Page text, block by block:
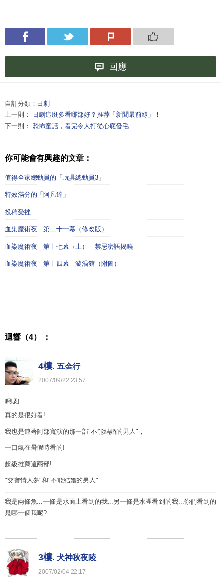
回應
自訂分類： 日劇
上一則：
日劇這麼多看哪部好？推荐「新聞最前線」！
下一則： 恐怖童話，看完令人打從心底發毛……
你可能會有興趣的文章：
值得全家總動員的「玩具總動員3」
特效滿分的「阿凡達」
投稿受挫
血染魔術夜 第二十一幕（修改版）
血染魔術夜 第十七幕（上） 禁忌密語揭曉
血染魔術夜 第十四幕 漩渦館（附圖）
迴響（4） ：
4樓. 五金行
2007/09/22 23:57
嗯嗯!
真的是很好看!
我也是連著阿部寬演的那一部"不能結婚的男人"，
一口氣在暑假時看的!
超級推薦這兩部!
"交響情人夢"和"不能結婚的男人"
我是兩條魚...一條是水面上看到的我...另一條是水裡看到的我...你們看到的
是哪一個我呢?
3樓. 犬神秋夜陵
2007/02/04 22:17